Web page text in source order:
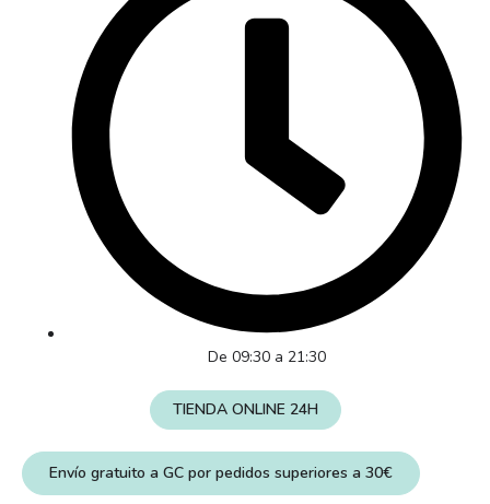
De 09:30 a 21:30
TIENDA ONLINE 24H
Envío gratuito a GC por pedidos superiores a 30€